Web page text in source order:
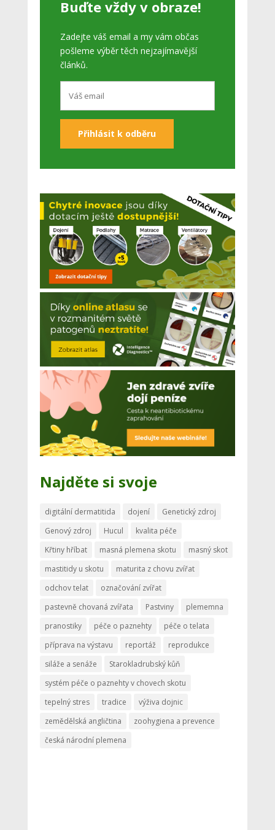
Buďte vždy v obraze!
Zadejte váš email a my vám občas
pošleme výběr těch nejzajímavější
článků.
Najděte si svoje
digitální dermatitida dojení
Genetický zdroj
Genový zdroj
Hucul
kvalita péče
Křtiny hříbat
masná plemena skotu
masný skot
mastitidy u skotu
maturita z chovu zvířat
odchov telat
označování zvířat
pastevně chovaná zvířata
Pastviny
plememna
pranostiky
péče o paznehty
péče o telata
příprava na výstavu
reportáž
reprodukce
siláže a senáže
Starokladrubský kůň
systém péče o paznehty v chovech skotu
tepelný stres
tradice
výživa dojnic
zemědělská angličtina
zoohygiena a prevence
česká národní plemena